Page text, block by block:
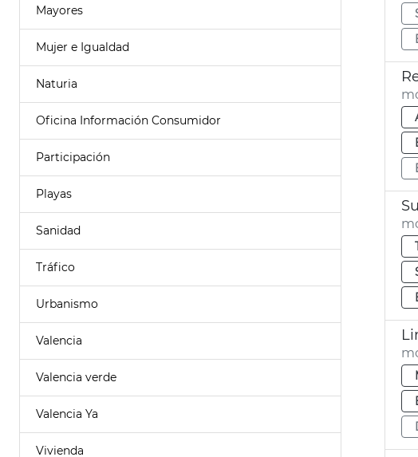
Mayores
Mujer e Igualdad
Naturia
Oficina Información Consumidor
Participación
Playas
Sanidad
Tráfico
Urbanismo
Valencia
Valencia verde
Valencia Ya
Vivienda